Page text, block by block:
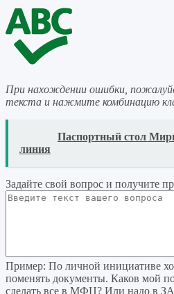
При нахождении ошибки,
текста и нажмите комбинацию
Паспортный стол
линия
Задайте свой вопрос и получите
Пример: По личной инициативе
поменять документы. Каков мой
сделать все в МФЦ? Или надо в